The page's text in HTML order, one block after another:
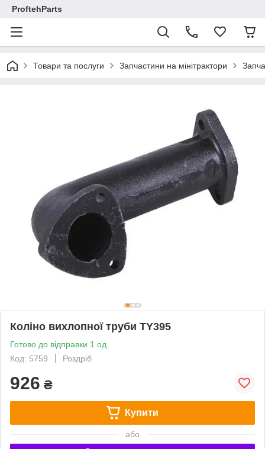
ProftehParts
Товари та послуги Запчастини на мінітрактори
Коліно вихлопної труби TY395
Готово до відправки 1 од.
Код: 5759
Роздріб
926 ₴
Купити
або